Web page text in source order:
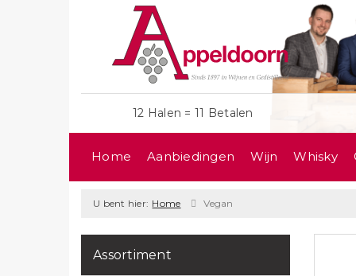
12 Halen = 11 Betalen
Home Aanbiedingen Wijn Whisky
U bent hier: Home Vegan
Assortiment